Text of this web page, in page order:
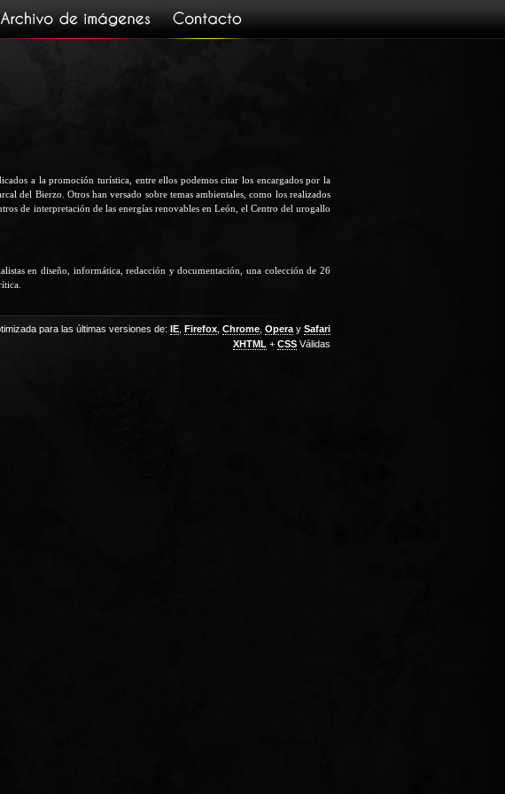
a la promoción turística, entre ellos podemos citar los encargados por la
del Bierzo. Otros han versado sobre temas ambientales, como los realizados
de interpretación de las energías renovables en León, el Centro del urogallo
en diseño, informática, redacción y documentación, una colección de 26
para las últimas versiones de: IE Firefox Chrome Opera y Safari
XHTML + CSS Válidas